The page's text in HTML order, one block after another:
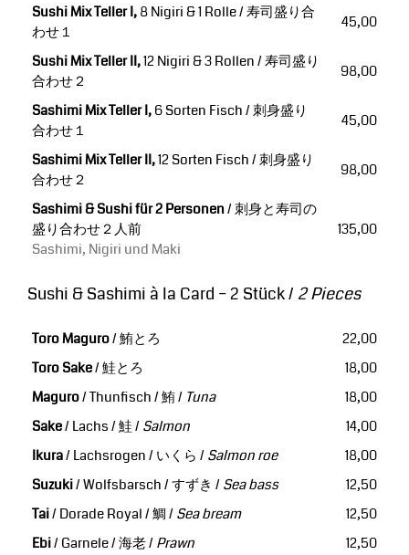
Sushi Mix Teller I,8 Nigiri & 1 Rolle / 寿司盛り合
わせ１
45,00
Sushi Mix Teller II,12 Nigiri & 3 Rollen / 寿司盛り
合わせ２
98,00
Sashimi Mix Teller I,6 Sorten Fisch / 刺身盛り
合わせ１
45,00
Sashimi Mix Teller II,12 Sorten Fisch / 刺身盛り
合わせ２
98,00
Sashimi & Sushi für 2 Personen/ 刺身と寿司の
盛り合わせ２人前
Sashimi, Nigiri und Maki
135,00
Sushi & Sashimi à la Card – 2 Stück / 2 Pieces
Toro Maguro/ 鮪とろ
22,00
Toro Sake/ 鮭とろ
18,00
Maguro/ Thunfisch / 鮪 / Tuna
18,00
Sake/ Lachs / 鮭 /Salmon
14,00
Ikura/ Lachsrogen / いくら /Salmon roe
18,00
Suzuki/ Wolfsbarsch / すずき /Sea bass
12,50
Tai/ Dorade Royal / 鯛 /Sea bream
12,50
Ebi/ Garnele / 海老 /Prawn
12,50